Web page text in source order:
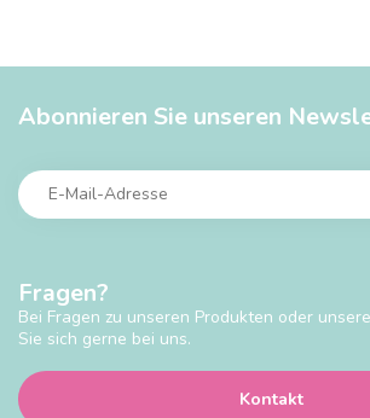
Fragen?
Bei Fragen zu unseren Produkten oder
Sie sich gerne bei uns.
Kontakt
Abonnieren Sie unseren